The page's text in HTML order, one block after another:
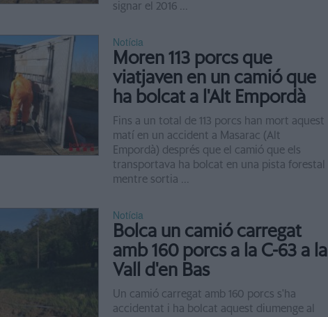
signar el 2016 ...
Notícia
Moren 113 porcs que
viatjaven en un camió que
ha bolcat a l'Alt Empordà
Fins a un total de 113 porcs han mort aquest
matí en un accident a Masarac (Alt
Empordà) després que el camió que els
transportava ha bolcat en una pista forestal
mentre sortia ...
Notícia
Bolca un camió carregat
amb 160 porcs a la C-63 a la
Vall d'en Bas
Un camió carregat amb 160 porcs s'ha
accidentat i ha bolcat aquest diumenge al